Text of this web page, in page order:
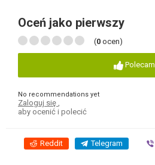
Oceń jako pierwszy
(0 ocen)
Polecam
No recommendations yet
Zaloguj się
aby ocenić i polecić
Reddit Telegram